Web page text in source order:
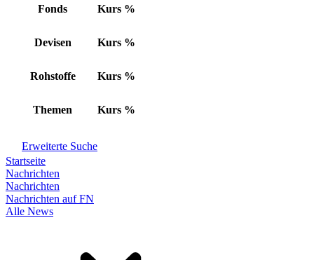
Fonds Kurs %
Devisen Kurs %
Rohstoffe Kurs %
Themen Kurs %
Erweiterte Suche
Startseite
Nachrichten
Nachrichten
Nachrichten auf FN
Alle News